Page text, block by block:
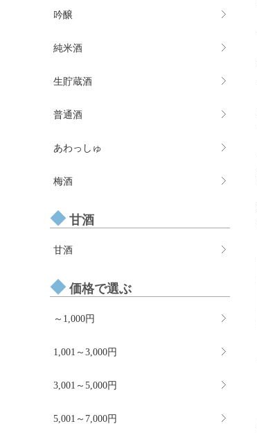
吟醸
純米酒
生貯蔵酒
普通酒
あわっしゅ
梅酒
甘酒
甘酒
価格で選ぶ
～1,000円
1,001～3,000円
3,001～5,000円
5,001～7,000円